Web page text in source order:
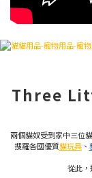
Three
兩個貓奴受到家中三位
搜羅各國優質貓玩具、
從此，